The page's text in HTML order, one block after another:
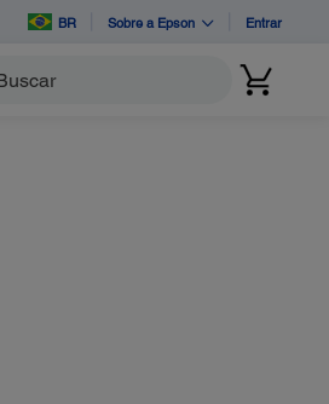
BR Sobre a Epson Entrar